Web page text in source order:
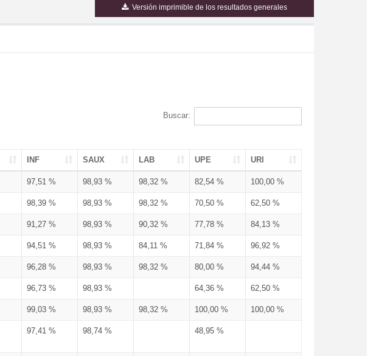
Versión imprimible de los resultados generales
Buscar:
INF SAUX LAB UPE URI
97,51 % 98,93 % 98,32 % 82,54 % 100,00 %
98,39 % 98,93 % 98,32 % 70,50 % 62,50 %
91,27 % 98,93 % 90,32 % 77,78 % 84,13 %
94,51 % 98,93 % 84,11 % 71,84 % 96,92 %
96,28 % 98,93 % 98,32 % 80,00 % 94,44 %
96,73 % 98,93 % 64,36 % 62,50 %
99,03 % 98,93 % 98,32 % 100,00 % 100,00 %
97,41 % 98,74 % 48,95 %